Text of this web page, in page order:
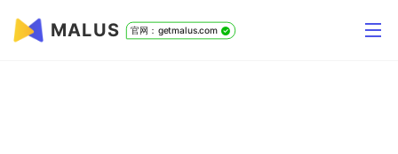
MALUS 官网：getmalus.com